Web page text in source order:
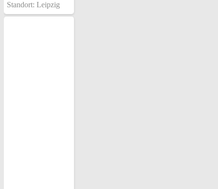
Standort: Leipzig